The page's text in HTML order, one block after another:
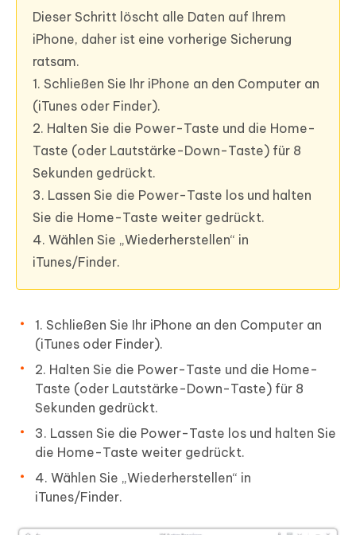
Dieser Schritt löscht alle Daten auf Ihrem
iPhone, daher ist eine vorherige Sicherung
ratsam.
1. Schließen Sie Ihr iPhone an den Computer an
(iTunes oder Finder).
2. Halten Sie die Power-Taste und die Home-
Taste (oder Lautstärke-Down-Taste) für 8
Sekunden gedrückt.
3. Lassen Sie die Power-Taste los und halten
Sie die Home-Taste weiter gedrückt.
4. Wählen Sie „Wiederherstellen“ in
iTunes/Finder.
1. Schließen Sie Ihr iPhone an den Computer an
(iTunes oder Finder).
2. Halten Sie die Power-Taste und die Home-
Taste (oder Lautstärke-Down-Taste) für 8
Sekunden gedrückt.
3. Lassen Sie die Power-Taste los und halten Sie
die Home-Taste weiter gedrückt.
4. Wählen Sie „Wiederherstellen“ in
iTunes/Finder.